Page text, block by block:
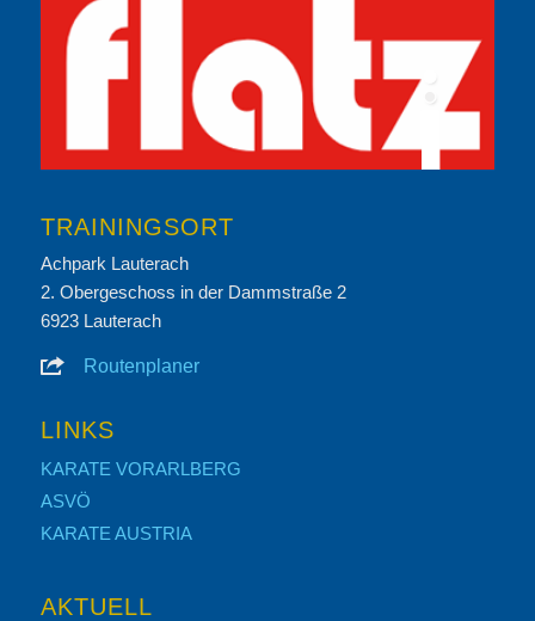
TRAININGSORT
Achpark Lauterach
2. Obergeschoss in der Dammstraße 2
6923 Lauterach
Routenplaner
LINKS
KARATE VORARLBERG
ASVÖ
KARATE AUSTRIA
AKTUELL